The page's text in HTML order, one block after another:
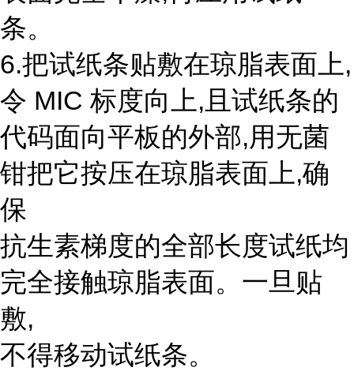
条。
6.把试纸条贴敷在琼脂表面上,
令 MIC 标度向上,且试纸条的
代码面向平板的外部,用无菌
钳把它按压在琼脂表面上,确
保
抗生素梯度的全部长度试纸均
完全接触琼脂表面。一旦贴
敷,
不得移动试纸条。